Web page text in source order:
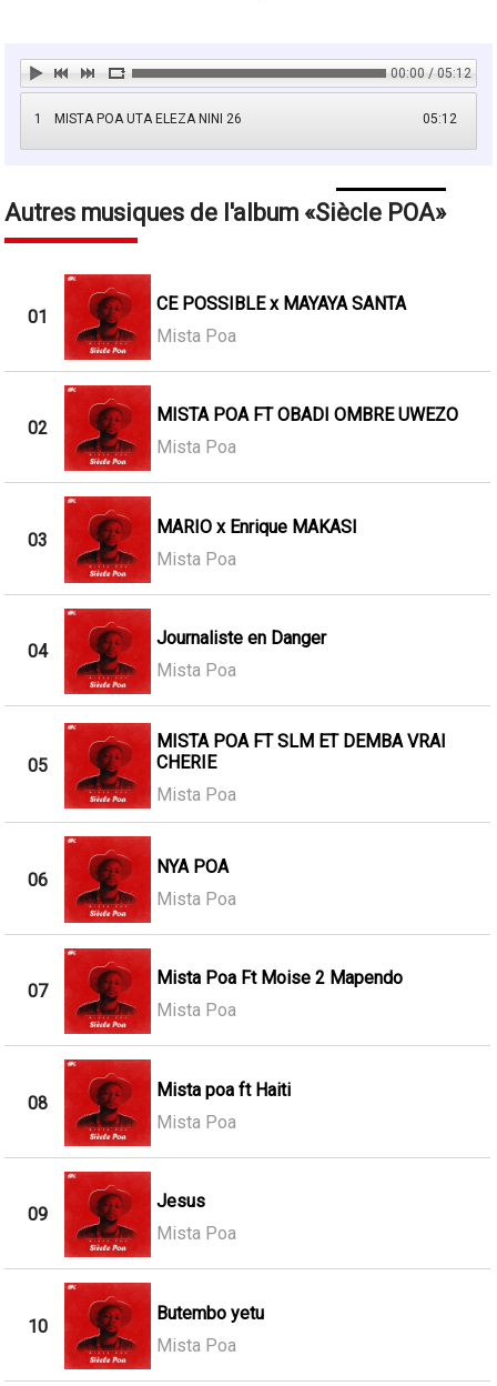
00:00 / 05:12
1 05:12
MISTA POA UTA ELEZA NINI 26
Autres musiques de l'album Siècle POA
01
CE POSSIBLE x MAYAYA SANTA
Mista Poa
02
MISTA POA FT OBADI OMBRE UWEZO
Mista Poa
03
MARIO x Enrique MAKASI
Mista Poa
04
Journaliste en Danger
Mista Poa
05
MISTA POA FT SLM ET DEMBA VRAI
CHERIE
Mista Poa
06
NYA POA
Mista Poa
07
Mista Poa Ft Moise 2 Mapendo
Mista Poa
08
Mista poa ft Haiti
Mista Poa
09
Jesus
Mista Poa
10
Butembo yetu
Mista Poa